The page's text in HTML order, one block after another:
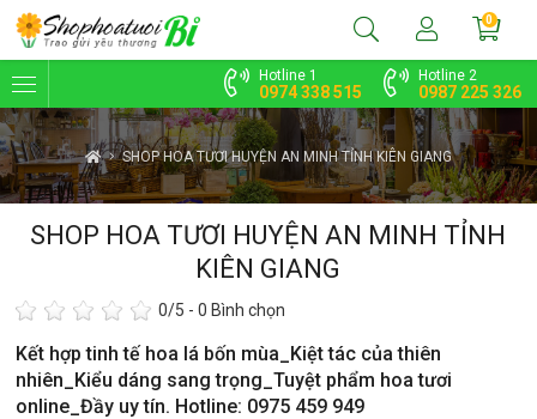
Hotline 1
0974 338 515
Hotline 2
0987 225 326
0
SHOP HOA TƯƠI HUYỆN AN MINH TỈNH KIÊN GIANG
SHOP HOA TƯƠI HUYỆN AN MINH TỈNH
KIÊN GIANG
0/5 -0 Bình chọn
Kết hợp tinh tế hoa lá bốn mùa_Kiệt tác của thiên
nhiên_Kiểu dáng sang trọng_Tuyệt phẩm hoa tươi
online_Đầy uy tín. Hotline: 0975 459 949